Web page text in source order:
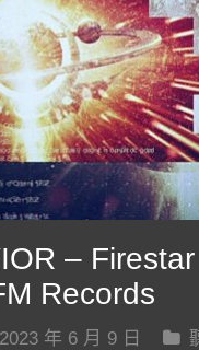
–
Records
2023 年 6 月 9 日